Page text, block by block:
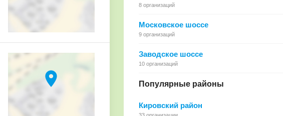
location_on
8 организаций
Московское шоссе
9 организаций
Заводское шоссе
10 организаций
Популярные районы
Кировский район